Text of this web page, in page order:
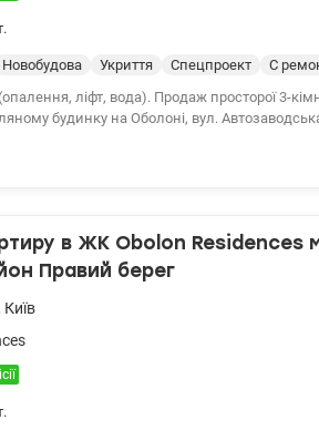
Новобудова Укриття Спецпроект
С
ліфт, вода). Продаж просторої 3-
будинку на Оболоні, вул.
опалення. Чистий під'їзд на поверсі
понад 3 роки. Поруч школи, дитячі
та домовимося щодо перегляду! Ціна 143
в ЖК Obolon Residences
Правий берег
Київ